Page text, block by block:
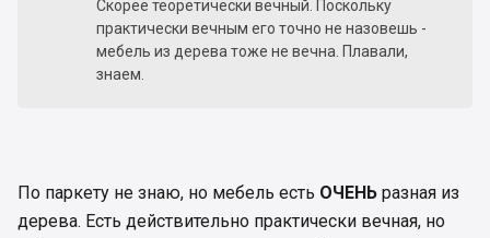
Скорее теоретически вечный. Поскольку
практически вечным его точно не назовешь -
мебель из дерева тоже не вечна. Плавали,
знаем.
По паркету не знаю, но мебель есть ОЧЕНЬ разная из
дерева. Есть действительно практически вечная, но